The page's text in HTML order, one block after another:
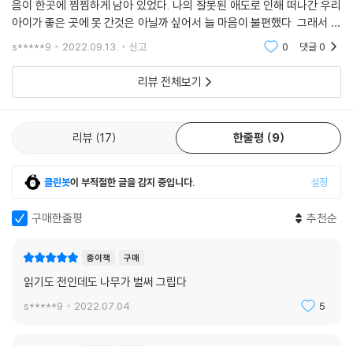
음이 한곳에 찜찜하게 남아 있었다. 나의 잘못된 애도로 인해 떠나간 우리
아이가 좋은 곳에 못 간것은 아닐까 싶어서 늘 마음이 불편했다 그래서 난
반려동물을 키우면 안된느 사람이라고 생각하고 살았다. 작가님과 정하
s*****9 2022.09.13. 신고 0 댓글0
리뷰 전체보기
리뷰 17 한줄평 9
클린봇이 부적절한 글을 감지 중입니다. 설정
구매한줄평 추천순
종이책 구매
읽기도 전인데도 나무가 벌써 그립다
s*****9 2022.07.04. 5